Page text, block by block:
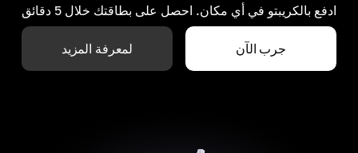
ادفع بالكريبتو في أي مكان. احصل على بطاقتك خلال 5 دقائق
جرب الآن لمعرفة المزيد